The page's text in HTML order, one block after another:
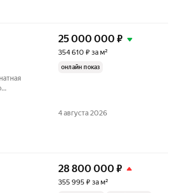
25 000 000 ₽
354 610 ₽ за м²
онлайн показ
4 августа 2026
28 800 000 ₽
355 995 ₽ за м²